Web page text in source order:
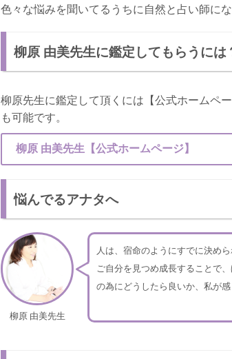
色々な悩みを聞いてるうちに自然と占い師に
柳原 由美先生に鑑定してもらうには
柳原先生に鑑定して頂くには【公式ホームペ
も可能です。
柳原 由美先生【公式ホームページ】
悩んでるアナタへ
柳原 由美先生
人は、宿命のようにすでに決め
ご自分を見つめ成長することで
の為にどうしたら良いか、私が感